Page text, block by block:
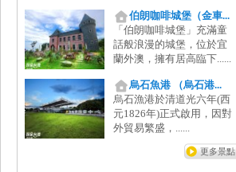
伯朗咖啡城堡（金車...
「伯朗咖啡城堡」充滿童
話般浪漫的城堡，位於宜
蘭外澳，擁有居高臨下......
烏石魚港 （烏石港...
烏石漁港於清道光六年(西
元1826年)正式啟用，因對
外貿易繁盛，......
更多景點